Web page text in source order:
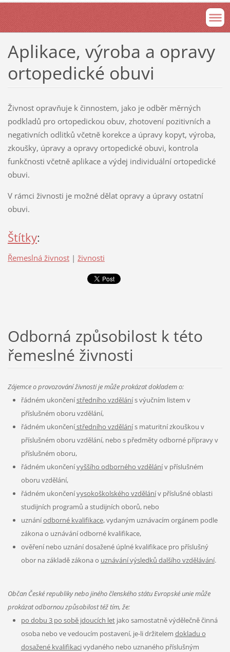
Aplikace, výroba a opravy
ortopedické obuvi
Živnost opravňuje k činnostem, jako je odběr měrných
podkladů pro ortopedickou obuv, zhotovení pozitivních a
negativních odlitků včetně korekce a úpravy kopyt, výroba,
zkoušky, úpravy a opravy ortopedické obuvi, kontrola
funkčnosti včetně aplikace a výdej individuální ortopedické
obuvi.
V rámci živnosti je možné dělat opravy a úpravy ostatní
obuvi.
Štítky:
Řemeslná živnost | živnosti
Odborná způsobilost k této
řemeslné živnosti
Zájemce o provozování živnosti je může prokázat dokladem o:
řádném ukončenístředního vzdělánís výučním listem v
příslušném oboru vzdělání,
řádném ukončenístředního vzdělánís maturitní zkouškou v
příslušném oboru vzdělání, nebo s předměty odborné přípravy v
příslušném oboru,
řádném ukončenívyššího odborného vzdělánív příslušném
oboru vzdělání,
řádném ukončenívysokoškolského vzdělánív příslušné oblasti
studijních programů a studijních oborů, nebo
uznáníodborné kvalifikace, vydaným uznávacím orgánem podle
zákona o uznávání odborné kvalifikace,
ověření nebo uznání dosažené úplné kvalifikace pro příslušný
obor na základě zákona o uznávání výsledků dalšího vzdělávání.
Občan České republiky nebo jiného členského státu Evropské unie může
prokázat odbornou způsobilost též tím, že:
po dobu 3 po sobě jdoucích letjako samostatně výdělečně činná
osoba nebo ve vedoucím postavení, je-li držitelem dokladu o
dosažené kvalifikacivydaného nebo uznaného příslušným